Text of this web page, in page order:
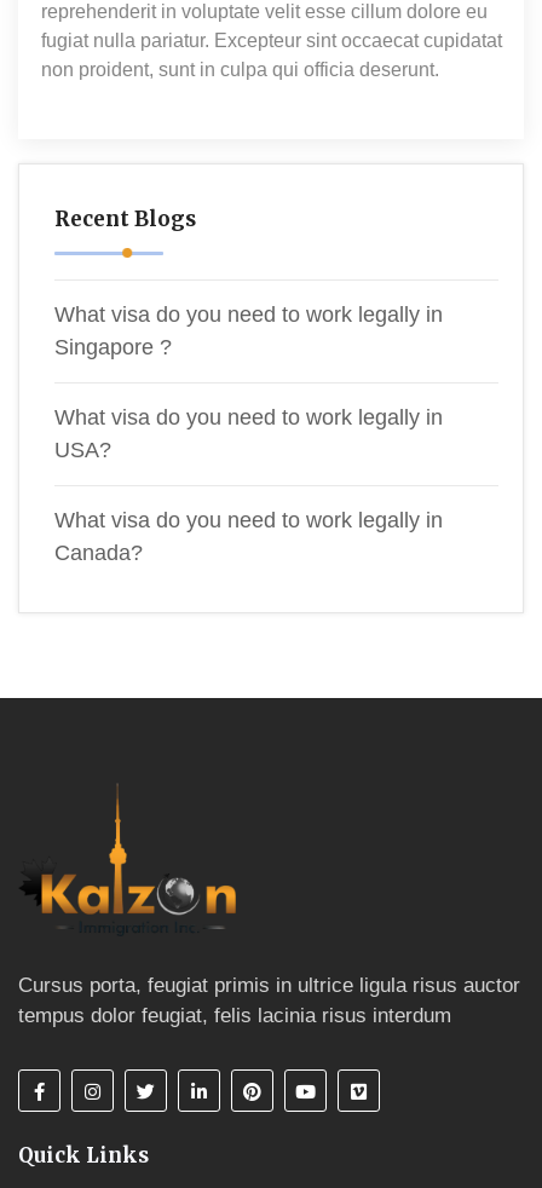
reprehenderit in voluptate velit esse cillum dolore eu
fugiat nulla pariatur. Excepteur sint occaecat cupidatat
non proident, sunt in culpa qui officia deserunt.
Recent Blogs
What visa do you need to work legally in
Singapore ?
What visa do you need to work legally in
USA?
What visa do you need to work legally in
Canada?
Cursus porta, feugiat primis in ultrice ligula risus auctor
tempus dolor feugiat, felis lacinia risus interdum
Quick Links